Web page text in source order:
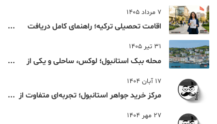
7 مرداد 1405
اقامت تحصیلی ترکیه؛ راهنمای کامل دریافت
31 تیر 1405
محله ببک استانبول؛ لوکس، ساحلی و یکی از
17 آبان 1404
مرکز خرید جواهر استانبول؛ تجربه‌ای متفاوت از
27 مهر 1404